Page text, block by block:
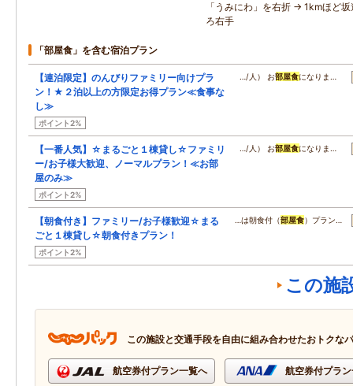
「うみにわ」を右折 → 1kmほど
ろ右手
「部屋食」を含む宿泊プラン
【連泊限定】のんびりファミリー向けプラ
ン！★２泊以上の方限定お得プラン≪食事な
し≫
ポイント2%
…/人） お部屋食になりま…
【一番人気】☆まるごと１棟貸し☆ファミリ
ー/お子様大歓迎、ノーマルプラン！≪お部
屋のみ≫
ポイント2%
…/人） お部屋食になりま…
【朝食付き】ファミリー/お子様歓迎☆まる
ごと１棟貸し☆朝食付きプラン！
ポイント2%
…は朝食付（部屋食）プラン…
この施
この施設と交通手段を自由に組み合わせたおトクな
航空券付プラン一覧へ 航空券付プラ